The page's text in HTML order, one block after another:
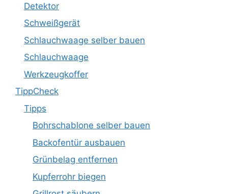
Detektor
Schweißgerät
Schlauchwaage selber bauen
Schlauchwaage
Werkzeugkoffer
TippCheck
Tipps
Bohrschablone selber bauen
Backofentür ausbauen
Grünbelag entfernen
Kupferrohr biegen